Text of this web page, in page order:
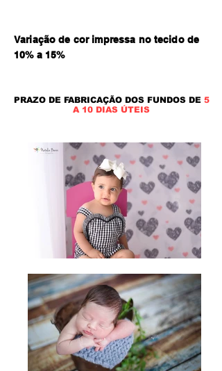
Variação de cor impressa no tecido de
10% a 15%
PRAZO DE FABRICAÇÃO DOS FUNDOS DE 5
A 10 DIAS ÚTEIS